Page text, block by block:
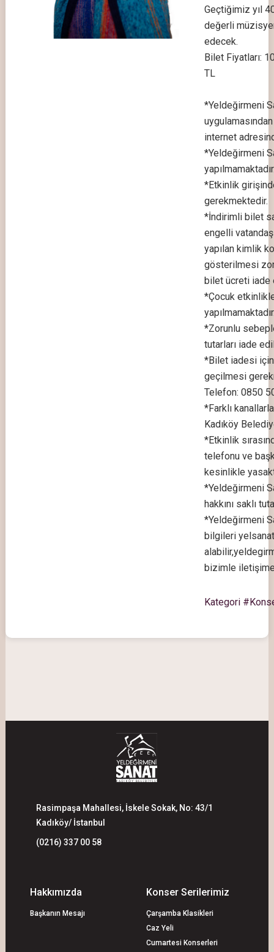
Geçtiğimiz yıl
değerli
edecek.
Bilet Fiyatları:
TL
*Yeldeğirmeni
internet
*Yeldeğirmeni
*Etkinlik
gerekmektedir.
*İndirimli bilet
engelli
yapılan kimlik
gösterilmesi
bilet ücreti iade
*Çocuk
*Zorunlu
tutarları iade
*Bilet iadesi
geçilmesi
Telefon: 0850
*Farklı
Kadıköy
*Etkinlik
telefonu ve
kesinlikle
*Yeldeğirmeni
hakkını saklı
*Yeldeğirmeni
bilgileri
alabilir,
bizimle
Kategori
Rasimpaşa Mahallesi, İskele Sokak, No: 43/1
Kadıköy/ İstanbul
(0216) 337 00 58
Hakkımızda
Başkanın Mesajı
Konser Serilerimiz
Çarşamba Klasikleri
Caz Yeli
Cumartesi Konserleri